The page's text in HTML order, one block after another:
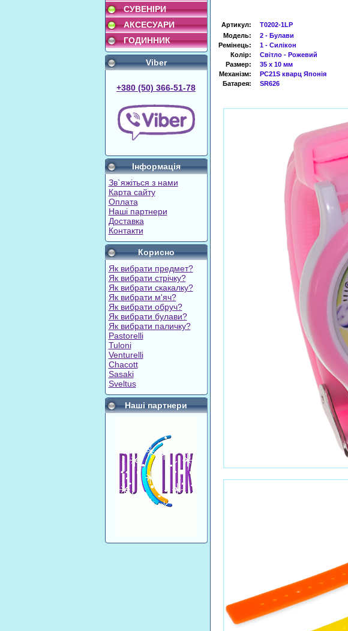
СУВЕНІРИ
АКСЕСУАРИ
ГОДИННИК
Viber
+380 (50) 366-51-78
Інформація
Зв`яжіться з нами
Карта сайту
Оплата
Наші партнери
Доставка
Контакти
Корисно
Як вибрати предмет?
Як вибрати стрічку?
Як вибрати скакалку?
Як вибрати м'яч?
Як вибрати обруч?
Як вибрати булави?
Як вибрати паличку?
Pastorelli
Tuloni
Venturelli
Chacott
Sasaki
Sveltus
Наші партнери
Артикул:
T0202-1LP
Модель:
2 - Булави
Ремінець:
1 - Силікон
Колір:
Світло - Рожевий
Размер:
35 x 10 мм
Механізм:
PC21S кварц Японія
Батарея:
SR626